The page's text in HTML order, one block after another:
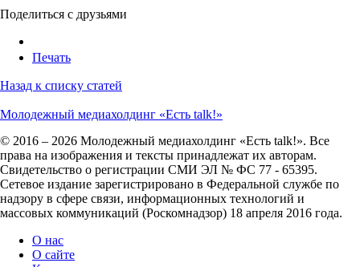
Поделиться с друзьями
Печать
Назад к списку статей
Молодежный медиахолдинг «Есть talk!»
© 2016 – 2026 Молодежный медиахолдинг «Есть talk!». Все
права на изображения и тексты принадлежат их авторам.
Свидетельство о регистрации СМИ ЭЛ № ФС 77 - 65395.
Сетевое издание зарегистрировано в Федеральной службе по
надзору в сфере связи, информационных технологий и
массовых коммуникаций (Роскомнадзор) 18 апреля 2016 года.
О нас
О сайте